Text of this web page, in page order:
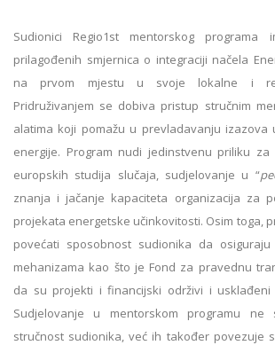
Sudionici Regio1st mentorskog
prilagođenih smjernica o integraciji načela
na prvom mjestu u svoje lokalne i
Pridruživanjem se dobiva pristup stručnim
alatima koji pomažu u prevladavanju izazova
energije. Program nudi jedinstvenu priliku za
europskih studija slučaja, sudjelovanje u “
znanja i jačanje kapaciteta organizacija za
projekata energetske učinkovitosti. Osim toga,
povećati sposobnost sudionika da
mehanizama kao što je Fond za pravednu
da su projekti i financijski održivi i usklađeni
Sudjelovanje u mentorskom programu ne
stručnost sudionika, već ih također povezuje